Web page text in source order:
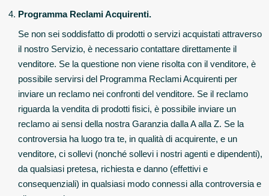
Programma Reclami Acquirenti.
Se non sei soddisfatto di prodotti o servizi acquistati attraverso
il nostro Servizio, è necessario contattare direttamente il
venditore. Se la questione non viene risolta con il venditore, è
possibile servirsi del Programma Reclami Acquirenti per
inviare un reclamo nei confronti del venditore. Se il reclamo
riguarda la vendita di prodotti fisici, è possibile inviare un
reclamo ai sensi della nostra Garanzia dalla A alla Z. Se la
controversia ha luogo tra te, in qualità di acquirente, e un
venditore, ci sollevi (nonché sollevi i nostri agenti e dipendenti),
da qualsiasi pretesa, richiesta e danno (effettivi e
consequenziali) in qualsiasi modo connessi alla controversia e